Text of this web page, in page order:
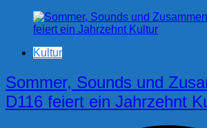
Kultur
Sommer, Sounds und
D116 feiert ein Jahrzehnt